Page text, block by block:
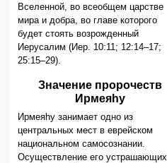
Вселенной, во всеобщем царстве
мира и добра, во главе которого
будет стоять возрожденный
Иерусалим (Иер. 10:11; 12:14–17;
25:15–29).
Значение пророчеств
Ирмеяhу
Ирмеяhу занимает одно из
центральных мест в еврейском
национальном самосознании.
Осуществление его устрашающих